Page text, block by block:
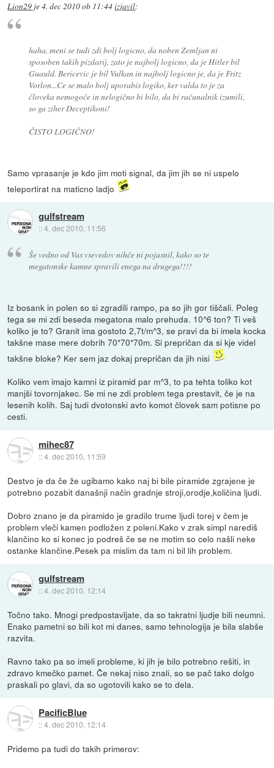
Lion29 je4. dec 2010 ob 11:44izjavil:
haha, meni se tudi zdi bolj logicno, da noben Zemljan ni
sposoben takih pizdarij, zato je najbolj logicno, da je Hitler bil
Guauld. Bericevic je bil Vulkan in najbolj logicno je, da je Fritz
Vorlon...Ce se malo bolj uporabis logiko, ker valda to je za
človeka nemogoče in nelogično bi bilo, da bi računalnik izumili,
so ga ziher Deceptikoni!
ČISTO LOGIČNO!
Samo vprasanje je kdo jim moti signal, da jim jih se ni uspelo
teleportirat na maticno ladjo
gulfstream
::4. dec 2010, 11:56
Še vedno od Vas vsevedov nihče ni pojasnil, kako so te
megatonske kamne spravili enega na drugega!!!!
Iz bosank in polen so si zgradili rampo, pa so jih gor tiščali. Poleg
tega se mi zdi beseda megatona malo prehuda. 10^6 ton? Ti veš
koliko je to? Granit ima gostoto 2,7t/m^3, se pravi da bi imela kocka
takšne mase mere dobrih 70*70*70m. Si prepričan da si kje videl
takšne bloke? Ker sem jaz dokaj prepričan da jih nisi
Koliko vem imajo kamni iz piramid par m^3, to pa tehta toliko kot
manjši tovornjakec. Se mi ne zdi problem tega prestavit, če je na
lesenih kolih. Saj tudi dvotonski avto komot človek sam potisne po
cesti.
mihec87
::4. dec 2010, 11:59
Destvo je da če že ugibamo kako naj bi bile piramide zgrajene je
potrebno pozabit današnji način gradnje stroji,orodje,količina ljudi.
Dobro znano je da piramido je gradilo trume ljudi torej v čem je
problem vleči kamen podložen z poleni.Kako v zrak simpl narediš
klančino ko si konec jo podreš če se ne motim so celo našli neke
ostanke klančine.Pesek pa mislim da tam ni bil lih problem.
gulfstream
::4. dec 2010, 12:14
Točno tako. Mnogi predpostavljate, da so takratni ljudje bili neumni.
Enako pametni so bili kot mi danes, samo tehnologija je bila slabše
razvita.
Ravno tako pa so imeli probleme, ki jih je bilo potrebno rešiti, in
zdravo kmečko pamet. Če nekaj niso znali, so se pač tako dolgo
praskali po glavi, da so ugotovili kako se to dela.
PacificBlue
::4. dec 2010, 12:14
Pridemo pa tudi do takih primerov: